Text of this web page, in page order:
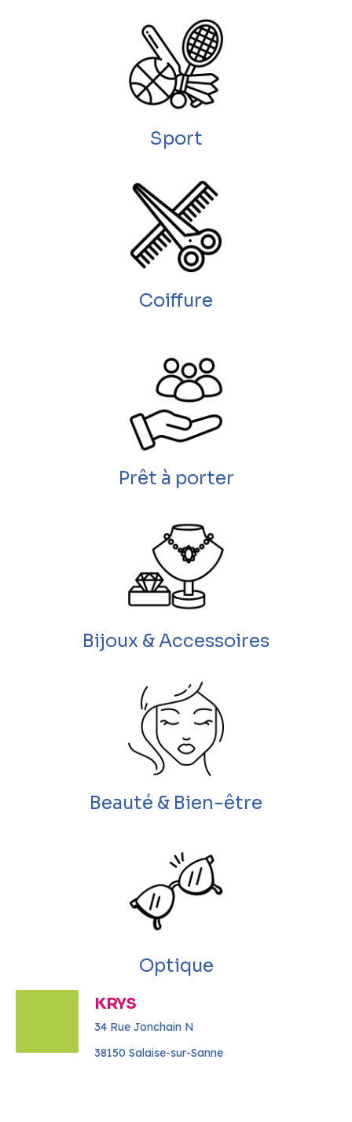
Sport
Coiffure
Prêt à porter
Bijoux & Accessoires
Beauté & Bien-être
Optique
KRYS
34 Rue Jonchain N
38150 Salaise-sur-Sanne